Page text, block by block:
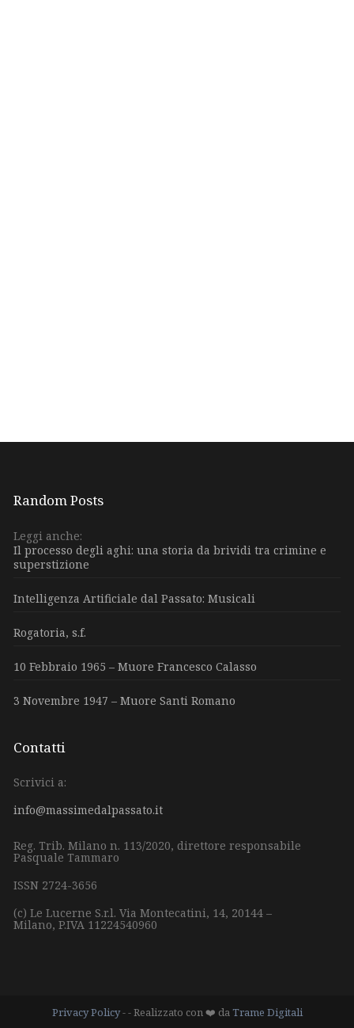
Random Posts
Leggi anche:
Il processo degli aghi: una storia da brividi tra crimine e
superstizione
Intelligenza Artificiale dal Passato: Musicali
Rogatoria, s.f.
10 Febbraio 1965 – Muore Francesco Calasso
3 Novembre 1947 – Muore Santi Romano
Contatti
Scrivici a:
info@massimedalpassato.it
Reg. Trib. Milano n. 113/2020, direttore responsabile
Pasquale Tammaro
ISSN 2724-3656
(c) Le Lucerne S.r.l. Via Montecatini, 14, 20144 –
Milano, P.IVA 11224540960
Privacy Policy- - Realizzato con ❤️ daTrame Digitali